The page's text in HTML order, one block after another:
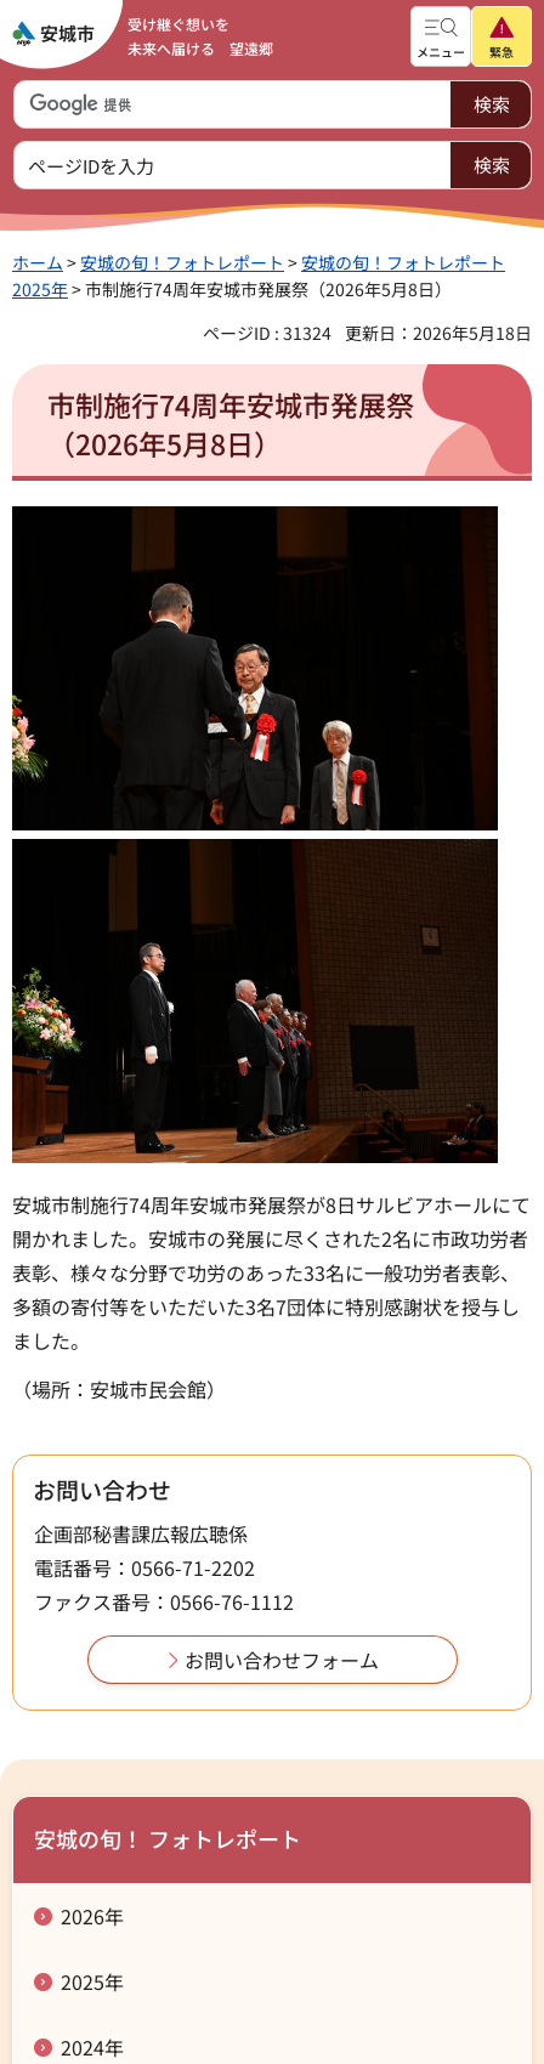
受け継ぐ想いを
未来へ届ける 望遠郷
メニュー 緊急
ホーム >安城の旬！フォトレポート >安城の旬！フォトレポート
2025年> 市制施行74周年安城市発展祭（2026年5月8日）
ページID : 31324 更新日：2026年5月18日
市制施行74周年安城市発展祭
（2026年5月8日）
安城市制施行74周年安城市発展祭が8日サルビアホールにて
開かれました。安城市の発展に尽くされた2名に市政功労者
表彰、様々な分野で功労のあった33名に一般功労者表彰、
多額の寄付等をいただいた3名7団体に特別感謝状を授与し
ました。
（場所：安城市民会館）
お問い合わせ
企画部秘書課広報広聴係
電話番号：0566-71-2202
ファクス番号：0566-76-1112
安城の旬！ フォトレポート
2026年
2025年
2024年